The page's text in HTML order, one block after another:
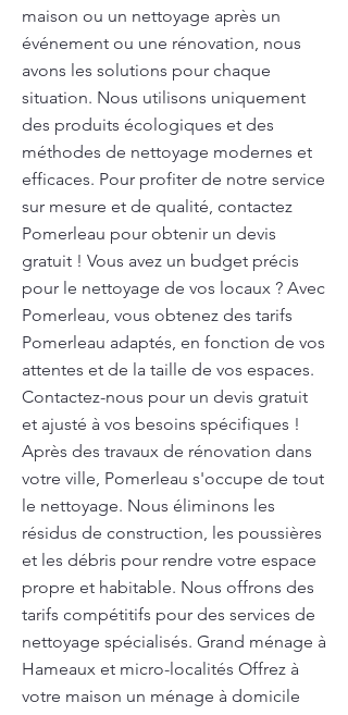
maison ou un nettoyage après un
événement ou une rénovation, nous
avons les solutions pour chaque
situation. Nous utilisons uniquement
des produits écologiques et des
méthodes de nettoyage modernes et
efficaces. Pour profiter de notre service
sur mesure et de qualité, contactez
Pomerleau pour obtenir un devis
gratuit ! Vous avez un budget précis
pour le nettoyage de vos locaux ? Avec
Pomerleau, vous obtenez des tarifs
Pomerleau adaptés, en fonction de vos
attentes et de la taille de vos espaces.
Contactez-nous pour un devis gratuit
et ajusté à vos besoins spécifiques !
Après des travaux de rénovation dans
votre ville, Pomerleau s'occupe de tout
le nettoyage. Nous éliminons les
résidus de construction, les poussières
et les débris pour rendre votre espace
propre et habitable. Nous offrons des
tarifs compétitifs pour des services de
nettoyage spécialisés. Grand ménage à
Hameaux et micro-localités Offrez à
votre maison un ménage à domicile